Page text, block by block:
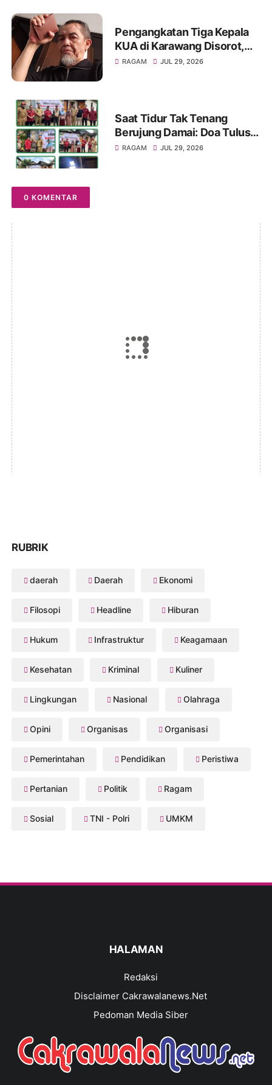
Pengangkatan Tiga Kepala
KUA di Karawang Disorot,
KMG Singgung Dugaan Jual
RAGAM JUL 29, 2026
Saat Tidur Tak Tenang
Berujung Damai: Doa Tulus
MC-JK untuk Ibu Rusdiana
RAGAM JUL 29, 2026
0 KOMENTAR
RUBRIK
daerah Daerah Ekonomi
Filosopi Headline Hiburan
Hukum Infrastruktur Keagamaan
Kesehatan Kriminal Kuliner
Lingkungan Nasional Olahraga
Opini Organisas Organisasi
Pemerintahan Pendidikan Peristiwa
Pertanian Politik Ragam
Sosial TNI - Polri UMKM
HALAMAN
Redaksi
Disclaimer Cakrawalanews.Net
Pedoman Media Siber